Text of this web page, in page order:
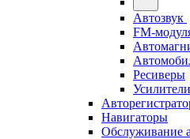
Автозвук
FM-
Ресиверы
Навигаторы
Обслуживание